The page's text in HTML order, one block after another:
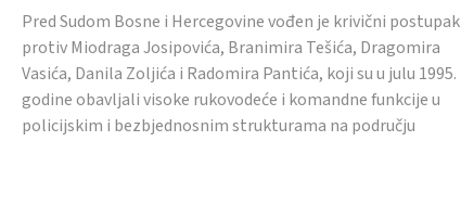
Pred Sudom Bosne i Hercegovine vođen je krivični postupak
protiv Miodraga Josipovića, Branimira Tešića, Dragomira
Vasića, Danila Zoljića i Radomira Pantića, koji su u julu 1995.
godine obavljali visoke rukovodeće i komandne funkcije u
policijskim i bezbjednosnim strukturama na području